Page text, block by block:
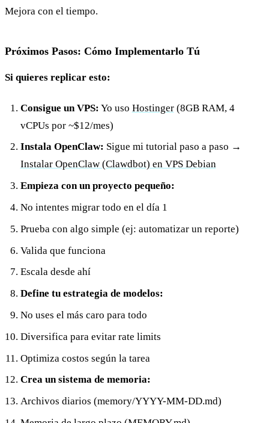
Mejora con el tiempo.
Próximos Pasos: Cómo Implementarlo Tú
Si quieres replicar esto:
Consigue un VPS: Yo uso Hostinger(8GB RAM, 4
vCPUs por ~$12/mes)
Instala OpenClaw: Sigue mi tutorial paso a paso →
Instalar OpenClaw (Clawdbot) en VPS Debian
Empieza con un proyecto pequeño:
No intentes migrar todo en el día 1
Prueba con algo simple (ej: automatizar un reporte)
Valida que funciona
Escala desde ahí
Define tu estrategia de modelos:
No uses el más caro para todo
Diversifica para evitar rate limits
Optimiza costos según la tarea
Crea un sistema de memoria:
Archivos diarios (memory/YYYY-MM-DD.md)